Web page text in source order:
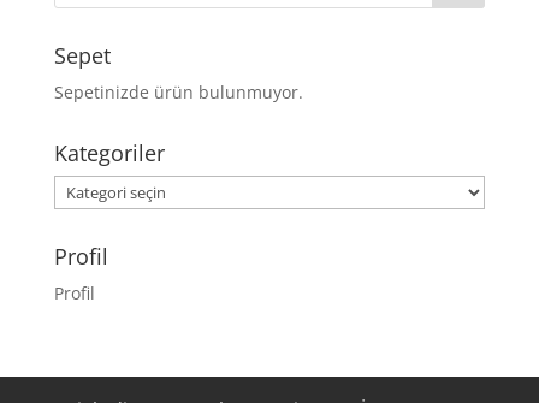
Sepet
Sepetinizde ürün bulunmuyor.
Kategoriler
Kategoriler
Profil
Profil